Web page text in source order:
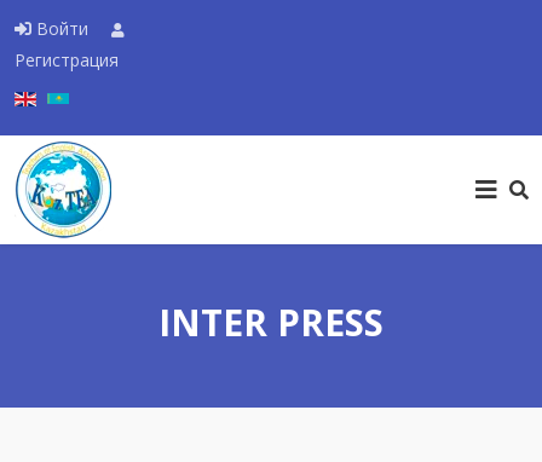
Войти
Регистрация
INTER PRESS